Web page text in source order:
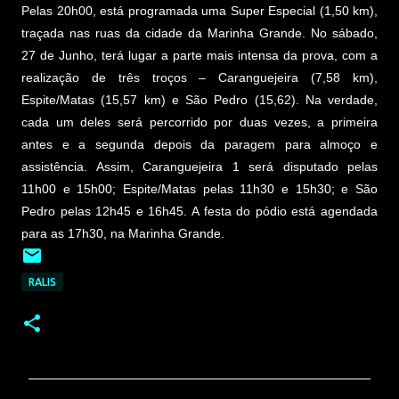
Pelas 20h00, está programada uma Super Especial (1,50 km),
traçada nas ruas da cidade da Marinha Grande. No sábado,
27 de Junho, terá lugar a parte mais intensa da prova, com a
realização de três troços – Caranguejeira (7,58 km),
Espite/Matas (15,57 km) e São Pedro (15,62). Na verdade,
cada um deles será percorrido por duas vezes, a primeira
antes e a segunda depois da paragem para almoço e
assistência. Assim, Caranguejeira 1 será disputado pelas
11h00 e 15h00; Espite/Matas pelas 11h30 e 15h30; e São
Pedro pelas 12h45 e 16h45. A festa do pódio está agendada
para as 17h30, na Marinha Grande.
RALIS